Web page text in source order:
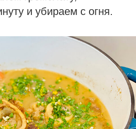
и убираем с огня.